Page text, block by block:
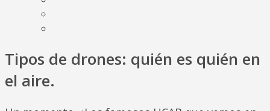
Tipos de drones: quién es quién en
el aire.